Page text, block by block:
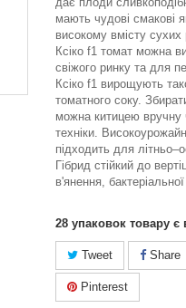
мають чудові смакові
високому вмісту
Ксіко f1 томат можна
свіжого ринку та для
Ксіко f1 вирощують
томатного соку.
можна китицею
техніки.
підходить для
Гібрид стійкий до
в'янення,
28 упаковок товару є
Tweet Share
Pinterest